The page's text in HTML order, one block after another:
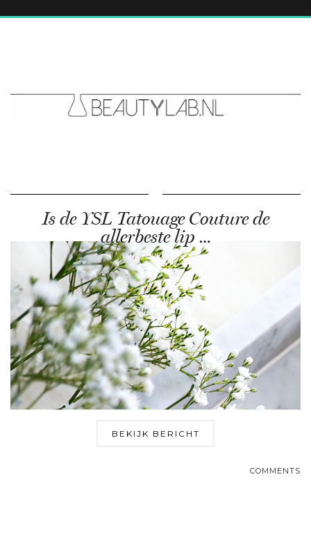
Is de YSL Tatouage Couture de
allerbeste lip …
BEKIJK BERICHT
COMMENTS